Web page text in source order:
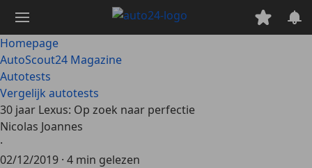
naar
hoofdinhoud
Homepage
AutoScout24 Magazine
Autotests
Vergelijk autotests
30 jaar Lexus: Op zoek naar perfectie
Nicolas Joannes
·
02/12/2019 · 4 min gelezen